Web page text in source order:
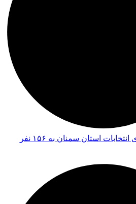
براری: تعداد نامزدهای انتخابات استان سمنان به ۱۵۶ نفر